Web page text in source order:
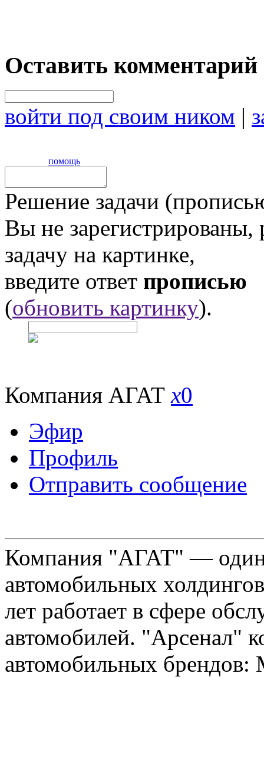
Оставить комментарий
войти под своим ником |
помощь
Решение задачи
Вы не
задачу на картинке,
введите ответ прописью
(обновить картинку).
Компания АГАТx0
Эфир
Профиль
Отправить сообщение
Компания "АГАТ" —
автомобильных
лет работает в сфере
автомобилей. "Арсенал"
автомобильных